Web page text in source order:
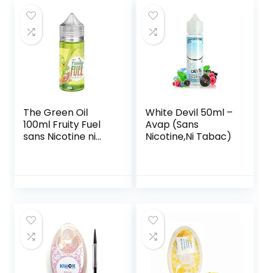
The Green Oil
100ml Fruity Fuel
sans Nicotine ni
White Devil 50ml –
Avap (Sans
Nicotine,Ni Tabac)